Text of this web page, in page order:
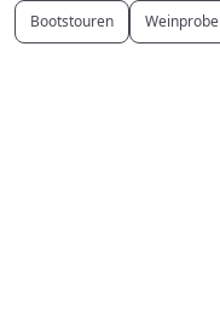
Bootstouren Weinprobe